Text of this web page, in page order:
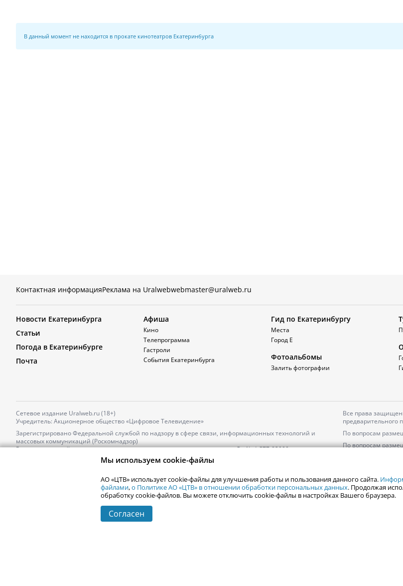
В данный момент не находится в прокате кинотеатров Екатеринбурга
Контактная информацияРеклама на Uralwebwebmaster@uralweb.ru
Новости Екатеринбурга
Статьи
Погода в Екатеринбурге
Почта
Афиша
Кино
Телепрограмма
Гастроли
События Екатеринбурга
Гид по Екатеринбургу
Места
Город Е
Фотоальбомы
Залить фотографии
Сетевое издание Uralweb.ru (18+)
Учредитель: Акционерное общество «Цифровое Телевидение»
Зарегистрировано Федеральной службой по надзору в сфере связи, информационных технологий и
массовых коммуникаций (Роскомнадзор)
Регистрационный номер и дата принятия решения о регистрации: серияЭл № ФС77-82000
+7 (912) 244-87-87,
Электронный адрес редакции:news@uralweb.ru
Все права
предварительного
По вопросам
По вопросам
Екатеринбург
Мы используем cookie-файлы
АО «ЦТВ» использует cookie-файлы для улучшения работы и пользования данного сайта.
файлами,о Политике АО «ЦТВ» в отношении обработки персональных данных. Продолжая
обработку cookie-файлов. Вы можете отключить cookie-файлы в настройках Вашего браузера.
Согласен